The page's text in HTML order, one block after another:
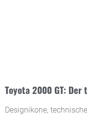
Toyota 2000 GT:
Designikone,